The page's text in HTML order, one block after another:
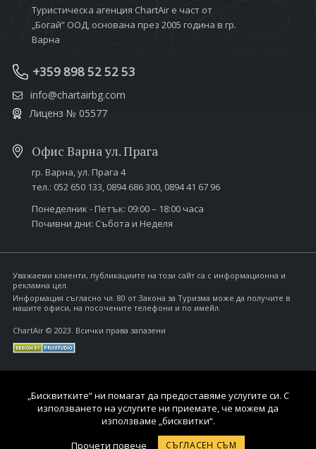
Туристическа агенция ChartAir е част от
„Богай” ООД, основана през 2005 година в гр.
Варна
+359 898 52 52 53
info@chartairbg.com
Лиценз № 05577
Офис Варна ул. Прага
гр. Варна,ул. Прага 4
тел.: 052 650 133, 0894 686 300, 0894 41 67 96
Понеделник - Петък: 09:00 – 18:00 часа
Почивни дни: Събота и Неделя
Уважаеми клиенти, публикациите на този сайт са с информационна и
рекламна цел.
Информация съгласно чл. 80 от Закона за Туризма може да получите в
нашите офиси, на посочените телефони и по имейл.
ChartAir © 2023. Всички права запазени
„Бисквитките“ ни помагат да предоставяме услугите си. С
използването на услугите ни приемате, че можем да
използваме „бисквитки“.
Прочети повече
СЪГЛАСЕН СЪМ